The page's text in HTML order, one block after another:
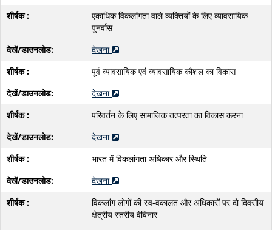
एकाधिक विकलांगता वाले व्यक्तियों के लिए व्यावसायिक
पुनर्वास
देखना
पूर्व व्यावसायिक एवं व्यावसायिक कौशल का विकास
देखना
परिवर्तन के लिए सामाजिक तत्परता का विकास करना
देखना
भारत में विकलांगता अधिकार और स्थिति
देखना
विकलांग लोगों की स्व-वकालत और अधिकारों पर दो दिवसीय
क्षेत्रीय स्तरीय वेबिनार